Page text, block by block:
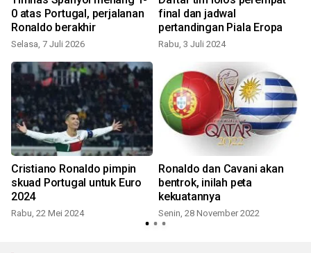
0 atas Portugal, perjalanan
Ronaldo berakhir
Selasa, 7 Juli 2026
final dan jadwal
pertandingan Piala Eropa
Rabu, 3 Juli 2024
Cristiano Ronaldo pimpin
skuad Portugal untuk Euro
2024
Rabu, 22 Mei 2024
Ronaldo dan Cavani akan
bentrok, inilah peta
kekuatannya
Senin, 28 November 2022